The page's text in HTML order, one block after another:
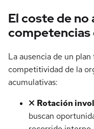
El coste de no
competencias
La ausencia de un
competitividad de la
acumulativas:
Rotación
buscan